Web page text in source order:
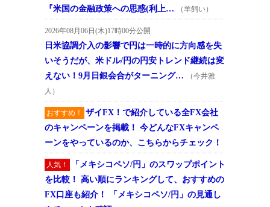
『米国の金融政策への思惑(利上…
（羊飼い）
2026年08月06日(木)17時00分公開
日米協調介入の影響で円は一時的に方向感を失
いそうだが、米ドル/円の円安トレンド継続は変
えない！9月日銀会合がターニング…
（今井雅
人）
おすすめ！
ザイFX！で紹介している全FX会社
のキャンペーンを掲載！ 今どんなFXキャンペ
ーンをやっているのか、こちらからチェック！
人気！
「メキシコペソ/円」のスワップポイント
を比較！ 高い順にランキングして、おすすめの
FX口座も紹介！ 「メキシコペソ/円」の見通し